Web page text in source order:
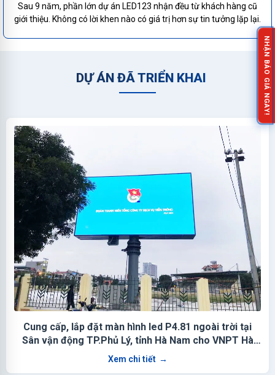
Sau 9 năm, phần lớn dự án LED123 nhận đều từ khách hàng cũ
giới thiệu. Không có lời khen nào có giá trị hơn sự tin tưởng lặp lại.
DỰ ÁN ĐÃ TRIỂN KHAI
Cung cấp, lắp đặt màn hình led P4.81 ngoài trời tại
Sân vận động TP.Phủ Lý, tỉnh Hà Nam cho VNPT Hà
Nam
Xem chi tiết →
NHẬN BÁO GIÁ NGAY!